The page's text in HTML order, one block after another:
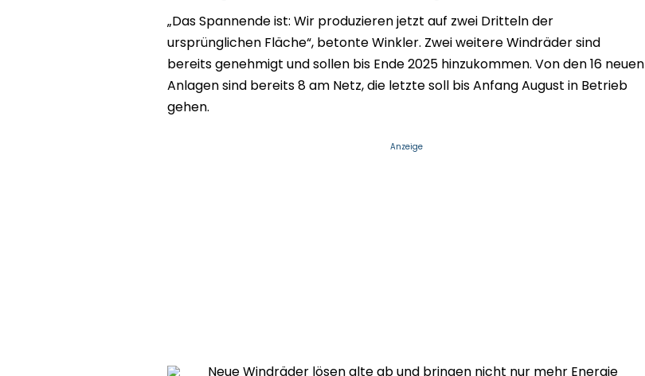
„Das Spannende ist: Wir produzieren jetzt auf zwei Dritteln der
ursprünglichen Fläche“, betonte Winkler. Zwei weitere Windräder sind
bereits genehmigt und sollen bis Ende 2025 hinzukommen. Von den 16 neuen
Anlagen sind bereits 8 am Netz, die letzte soll bis Anfang August in Betrieb
gehen.
Anzeige